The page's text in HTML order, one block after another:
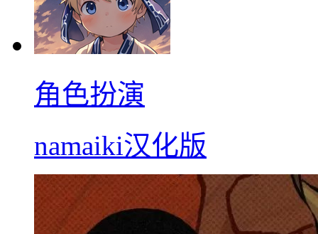
角色扮演
namaiki汉化版